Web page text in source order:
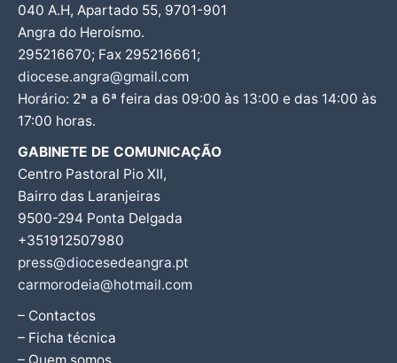
040 A.H, Apartado 55, 9701-901
Angra do Heroísmo.
295216670; Fax 295216661;
diocese.angra@gmail.com
Horário: 2ª a 6ª feira das 09:00 às 13:00 e das 14:00 às
17:00 horas.
GABINETE DE COMUNICAÇÃO
Centro Pastoral Pio XII,
Bairro das Laranjeiras
9500-294 Ponta Delgada
+351912507980
press@diocesedeangra.pt
carmorodeia@hotmail.com
– Contactos
– Ficha técnica
– Quem somos